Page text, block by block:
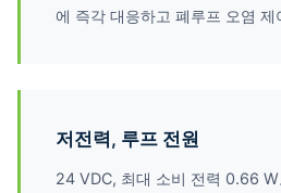
에 즉각 대응하고 폐루프 오염 제
저전력, 루프 전원
24 VDC, 최대 소비 전력 0.66